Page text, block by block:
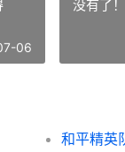
06
没有了！